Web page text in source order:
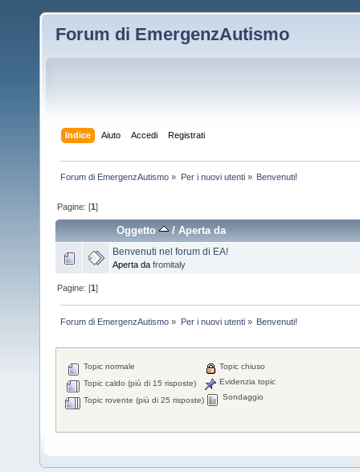
Forum di EmergenzAutismo
Indice Aiuto Accedi Registrati
Forum di EmergenzAutismo » Per i nuovi utenti» Benvenuti!
Pagine: [1]
Oggetto /Aperta da
Benvenuti nel forum di EA!
Aperta da fromitaly
Pagine: [1]
Forum di EmergenzAutismo » Per i nuovi utenti» Benvenuti!
Topic normale
Topic caldo (più di 15 risposte)
Topic rovente (più di 25 risposte)
Topic chiuso
Evidenzia topic
Sondaggio